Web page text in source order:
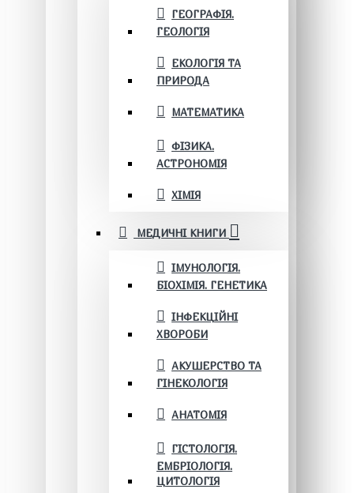
ГЕОГРАФІЯ.
ГЕОЛОГІЯ
ЕКОЛОГІЯ ТА
ПРИРОДА
МАТЕМАТИКА
ФІЗИКА.
АСТРОНОМІЯ
ХІМІЯ
МЕДИЧНІ КНИГИ
ІМУНОЛОГІЯ.
БІОХІМІЯ. ГЕНЕТИКА
ІНФЕКЦІЙНІ
ХВОРОБИ
АКУШЕРСТВО ТА
ГІНЕКОЛОГІЯ
АНАТОМІЯ
ГІСТОЛОГІЯ.
ЕМБРІОЛОГІЯ.
ЦИТОЛОГІЯ